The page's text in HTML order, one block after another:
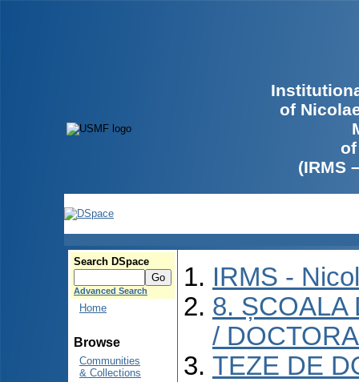
of
(IRMS
Search DSpace
Advanced Search
Home
Browse
Communities
& Collections
IRMS -
8. ȘCOALA
/
TEZE DE